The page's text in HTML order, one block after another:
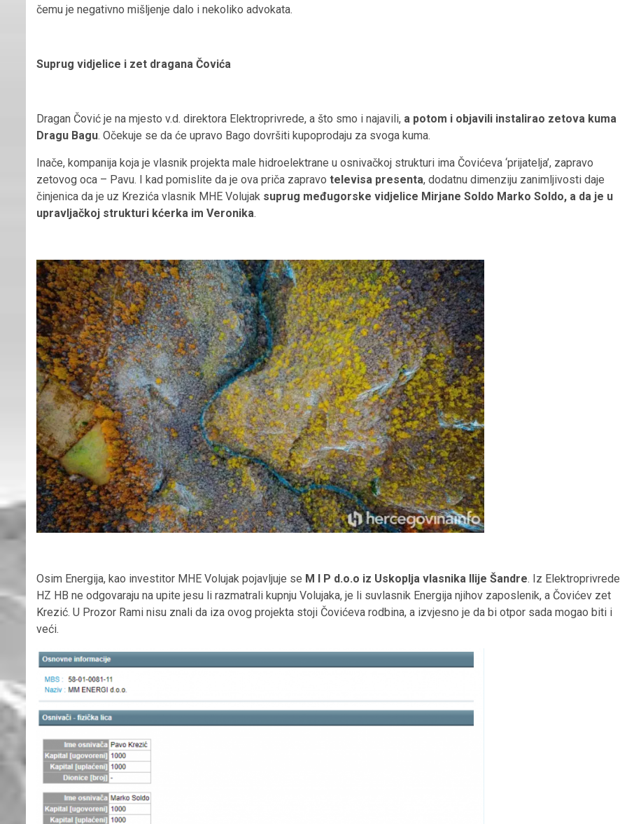
čemu je negativno mišljenje dalo i nekoliko advokata.
Suprug vidjelice i zet dragana Čovića
Dragan Čović je na mjesto v.d. direktora Elektroprivrede, a što smo i najavili, a potom i objavili instalirao zetova kuma
Dragu Bagu. Očekuje se da će upravo Bago dovršiti kupoprodaju za svoga kuma.
Inače, kompanija koja je vlasnik projekta male hidroelektrane u osnivačkoj strukturi ima Čovićeva ‘prijatelja’, zapravo
zetovog oca – Pavu. I kad pomislite da je ova priča zapravo televisa presenta, dodatnu dimenziju zanimljivosti daje
činjenica da je uz Krezića vlasnik MHE Volujak suprug međugorske vidjelice Mirjane Soldo Marko Soldo, a da je u
upravljačkoj strukturi kćerka im Veronika.
Osim Energija, kao investitor MHE Volujak pojavljuje se M I P d.o.o iz Uskoplja vlasnika Ilije Šandre. Iz Elektroprivrede
HZ HB ne odgovaraju na upite jesu li razmatrali kupnju Volujaka, je li suvlasnik Energija njihov zaposlenik, a Čovićev zet
Krezić. U Prozor Rami nisu znali da iza ovog projekta stoji Čovićeva rodbina, a izvjesno je da bi otpor sada mogao biti i
veći.